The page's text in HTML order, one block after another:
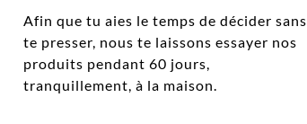
Afin que tu aies le temps de décider sans
te presser, nous te laissons essayer nos
produits pendant 60 jours,
tranquillement, à la maison.